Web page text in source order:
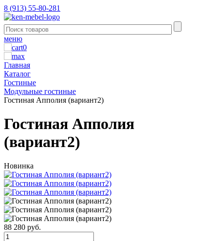
8 (913) 55-80-281
меню
0
Главная
Каталог
Гостиные
Модульные гостиные
Гостиная Апполия (вариант2)
Гостиная Апполия
(вариант2)
Новинка
88 280 руб.